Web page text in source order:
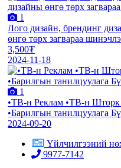
1
Лого дизайн, брендинг
өнгө төрх загвараа
3,500₮
2024-11-18
1
•TВ-н Реклам •TВ-н
•Барилгын танилцуулага
2024-09-20
Үйлчилгээний
9977-7142